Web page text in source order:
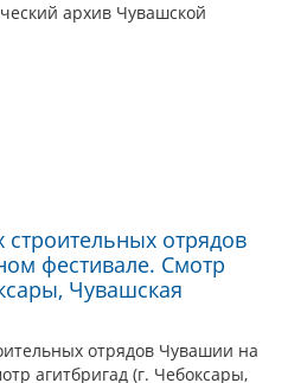
архив Чувашской
строительных отрядов
фестивале. Смотр
Чувашская
отрядов Чувашии на
агитбригад (г. Чебоксары,